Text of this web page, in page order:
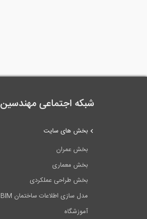
شبکه اجتماعی مهندسین 808
بخش های سایت
بخش عمران
بخش معماری
بخش طراحی عملکردی
مدل سازی اطلاعات ساختمان BIM
آموزشگاه